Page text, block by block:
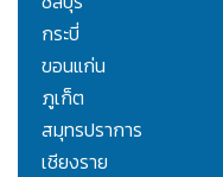
กระบี่
ขอนแก่น
ภูเก็ต
สมุทรปราการ
เชียงราย